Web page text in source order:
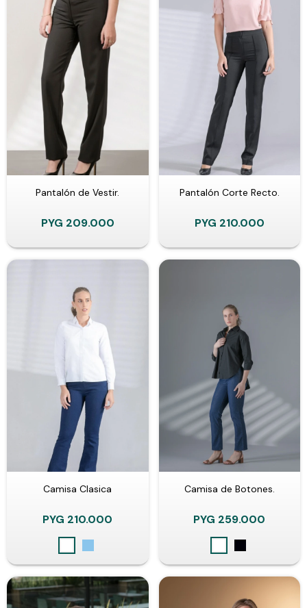
Pantalón de Vestir.
PYG 209.000
Pantalón Corte Recto.
PYG 210.000
Camisa Clasica
PYG 210.000
Camisa de Botones.
PYG 259.000